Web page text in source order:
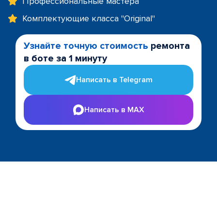
Комплектующие класса "Original"
Узнайте точную стоимость ремонта
в боте за 1 минуту
Написать в Telegram
Написать в MAX